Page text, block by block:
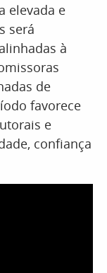
elevada e
será
à
de
favorece
e
confiança